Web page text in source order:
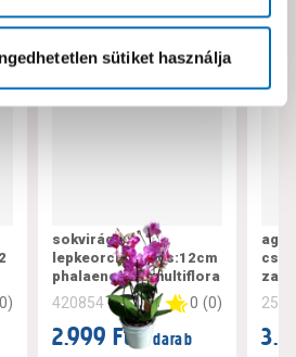
sütiket használja
)
sokvirágú
lepkeorchidea cs:12cm
phalaenopsis multiflora
420854 0 (0)
2.999 Ft / darab